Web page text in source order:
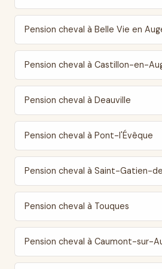
Pension cheval à Belle Vie en
Pension cheval à Castillon-en-
Pension cheval à Deauville
Pension cheval à Pont-l'Évêque
Pension cheval à Saint-Gatien-
Pension cheval à Touques
Pension cheval à Caumont-sur-